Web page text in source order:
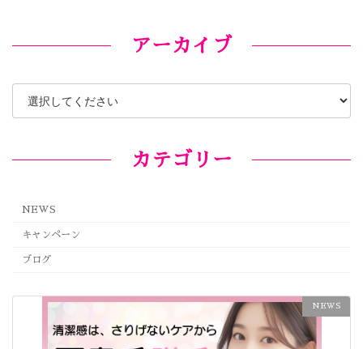
アーカイブ
カテゴリー
NEWS
キャンペーン
ブログ
NEWS